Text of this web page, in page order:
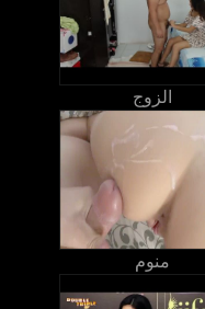
الزوج
منوم